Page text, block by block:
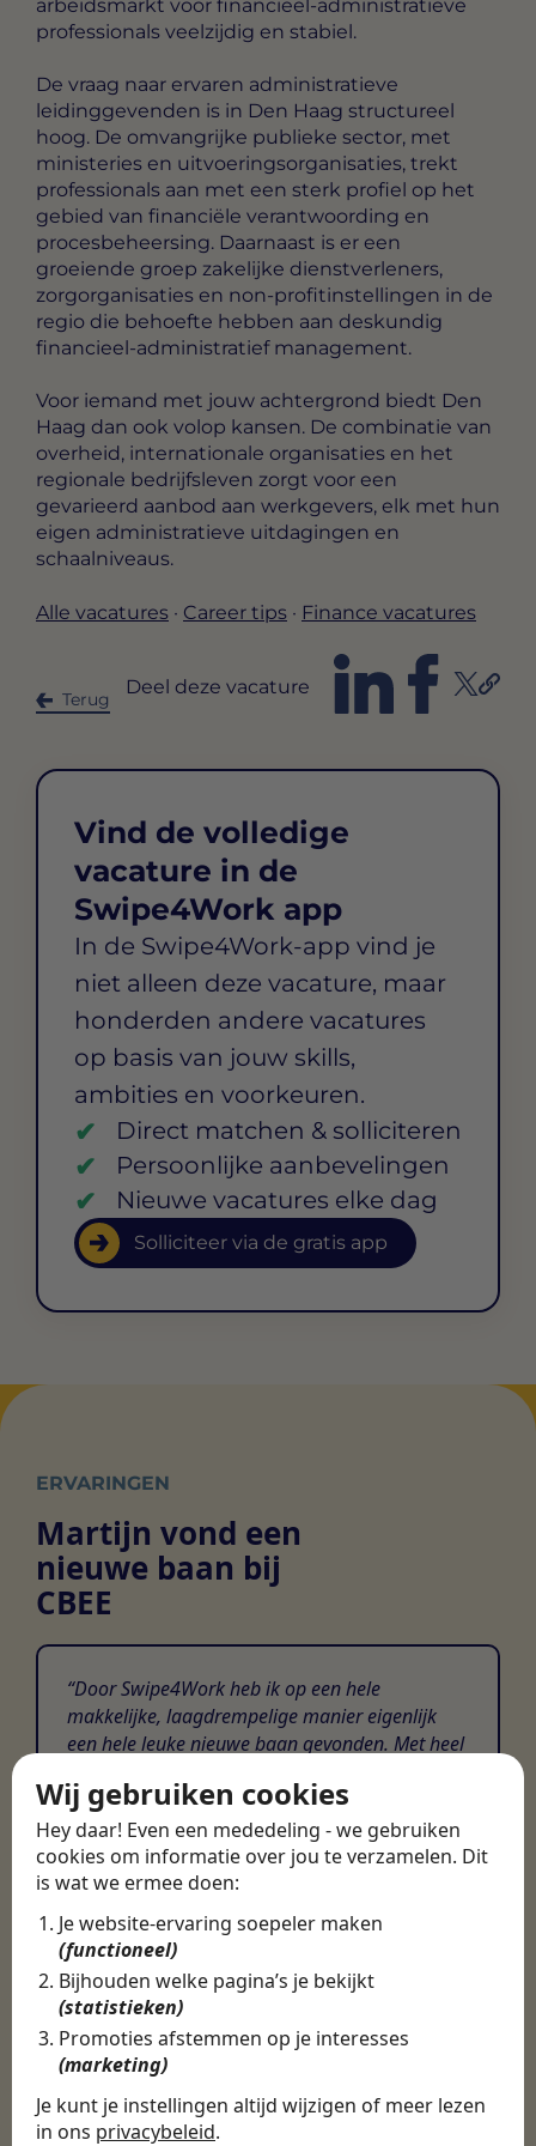
Wij gebruiken cookies
Hey daar! Even een mededeling - we gebruiken
cookies om informatie over jou te verzamelen. Dit
is wat we ermee doen:
Je website-ervaring soepeler maken
(functioneel)
Bijhouden welke pagina’s je bekijkt
(statistieken)
Promoties afstemmen op je interesses
(marketing)
Je kunt je instellingen altijd wijzigen of meer lezen
in ons privacybeleid.
arbeidsmarkt voor financieel-administratieve
professionals veelzijdig en stabiel.
De vraag naar ervaren administratieve
leidinggevenden is in Den Haag structureel
hoog. De omvangrijke publieke sector, met
ministeries en uitvoeringsorganisaties, trekt
professionals aan met een sterk profiel op het
gebied van financiële verantwoording en
procesbeheersing. Daarnaast is er een
groeiende groep zakelijke dienstverleners,
zorgorganisaties en non-profitinstellingen in de
regio die behoefte hebben aan deskundig
financieel-administratief management.
Voor iemand met jouw achtergrond biedt Den
Haag dan ook volop kansen. De combinatie van
overheid, internationale organisaties en het
regionale bedrijfsleven zorgt voor een
gevarieerd aanbod aan werkgevers, elk met hun
eigen administratieve uitdagingen en
schaalniveaus.
Alle vacatures · Career tips · Finance vacatures
Terug
Deel deze vacature
Vind de volledige
vacature in de
Swipe4Work app
In de Swipe4Work-app vind je
niet alleen deze vacature, maar
honderden andere vacatures
op basis van jouw skills,
ambities en voorkeuren.
Direct matchen & solliciteren
Persoonlijke aanbevelingen
Nieuwe vacatures elke dag
Solliciteer via de gratis app
ERVARINGEN
Martijn vond een
nieuwe baan bij
CBEE
Door Swipe4Work heb ik op een hele
makkelijke, laagdrempelige manier eigenlijk
een hele leuke nieuwe baan gevonden. Met heel
Martijn
Certinia Consultant